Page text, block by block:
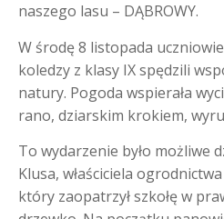
naszego lasu – DĄBROWY.
W środę 8 listopada
koledzy z klasy IX spędzili
natury. Pogoda wspierała
rano, dziarskim krokiem,
To wydarzenie było możliwe
Klusa, właściciela ogrodnictwa
który zaopatrzył szkołę w